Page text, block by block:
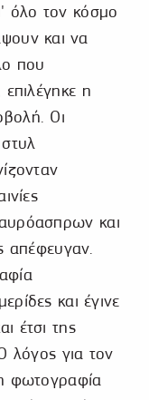
όλο τον κόσμο
και να
που
η
Οι
και
απέφευγαν.
και έγινε
έτσι της
λόγος για τον
φωτογραφία